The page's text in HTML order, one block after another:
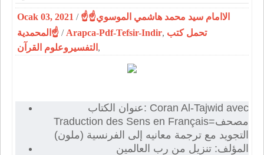
Ocak 03, 2021 / ☝الاامام سيد محمد هاشمي الموسوي☝
المحمدية☝ / Arapca-Pdf-Tefsir-Indir, تحمل كتب
التفسيروعلوم القرآن ,
عنوان الكتاب: Coran Al-Tajwid avec
Traduction des Sens en Français=مصحف
التجويد مع ترجمة معانيه إلى الفرنسية (ملون)
المؤلف: تنزيل من رب العالمين